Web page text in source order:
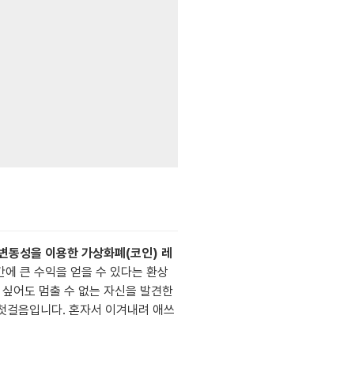
동성을 이용한 가상화폐(코인) 레
큰 수익을 얻을 수 있다는 환상
어도 멈출 수 없는 자신을 발견한
걸음입니다. 혼자서 이겨내려 애쓰